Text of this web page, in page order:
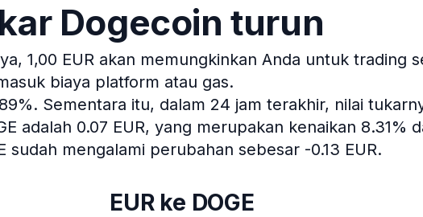
Dogecoin turun
1,00 EUR akan memungkinkan Anda untuk trading
biaya platform atau gas.
Sementara itu, dalam 24 jam terakhir, nilai
adalah 0.07 EUR, yang merupakan kenaikan 8.31%
sudah mengalami perubahan sebesar -0.13 EUR.
EUR ke DOGE